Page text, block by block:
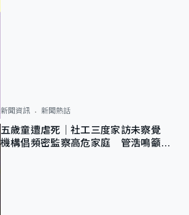
新聞資訊 新聞熱話
五歲童遭虐死｜社工三度家訪未察覺
機構倡頻密監察高危家庭 管浩鳴籲加